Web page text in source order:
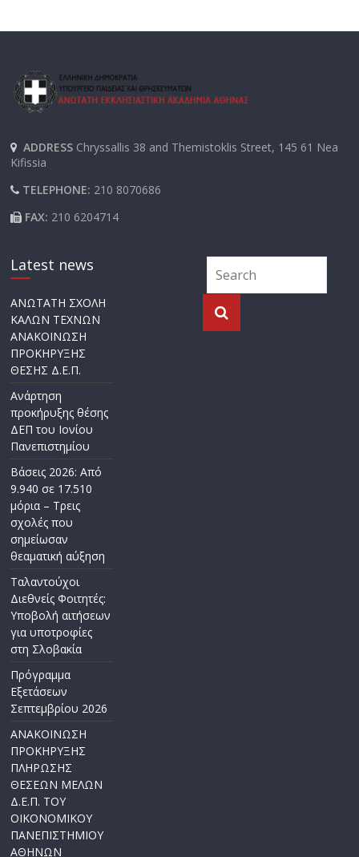
ADDRESS Chryssallis 38 and Themistoklis Street, 145 61 Nea
Kifissia
TELEPHONE: 210 8070686
FAX: 210 6204714
Latest news
ΑΝΩΤΑΤΗ ΣΧΟΛΗ
ΚΑΛΩΝ ΤΕΧΝΩΝ
ΑΝΑΚΟΙΝΩΣΗ
ΠΡΟΚΗΡΥΞΗΣ
ΘΕΣΗΣ Δ.Ε.Π.
Ανάρτηση
προκήρυξης θέσης
ΔΕΠ του Ιονίου
Πανεπιστημίου
Βάσεις 2026: Από
9.940 σε 17.510
μόρια – Τρεις
σχολές που
σημείωσαν
θεαματική αύξηση
Ταλαντούχοι
Διεθνείς Φοιτητές:
Υποβολή αιτήσεων
για υποτροφίες
στη Σλοβακία
Πρόγραμμα
Εξετάσεων
Σεπτεμβρίου 2026
ΑΝΑΚΟΙΝΩΣΗ
ΠΡΟΚΗΡΥΞΗΣ
ΠΛΗΡΩΣΗΣ
ΘΕΣΕΩΝ ΜΕΛΩΝ
Δ.Ε.Π. ΤΟΥ
ΟΙΚΟΝΟΜΙΚΟΥ
ΠΑΝΕΠΙΣΤΗΜΙΟΥ
ΑΘΗΝΩΝ